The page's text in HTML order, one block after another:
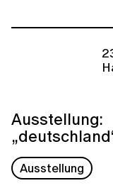
Ausstellung:
Ausstellung